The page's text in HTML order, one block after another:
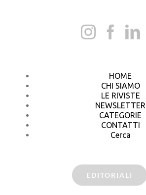
HOME
CHI SIAMO
LE RIVISTE
NEWSLETTER
CATEGORIE
CONTATTI
Cerca
EDITORIALI